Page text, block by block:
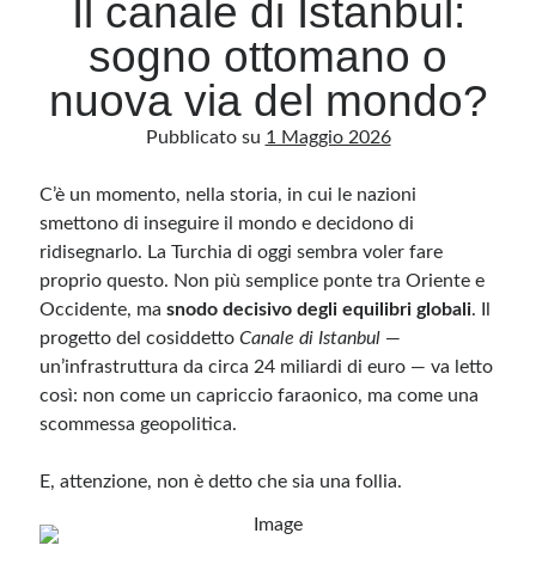
Archivio
Archivi
Categorie
Categorie
Questo blog non rappresenta una testata giornalistica, in quanto viene aggiornato
senza alcuna periodicità. Non può pertanto considerarsi un prodotto editoriale ai
sensi della legge n· 62 del 7.03.2001. L’autore non è responsabile di quanto
pubblicato dai lettori nei commenti ai vari post. Saranno comunque cancellati quelli
ritenuti offensivi o lesivi dell’immagine o dell’onorabilità di terzi, di genere spam,
razzisti o che contengano dati personali non conformi al rispetto delle norme sulla
privacy. Alcune immagini inserite in questo blog sono tratte da Internet e, pertanto,
immediatamente rimosse. L’autore del blog non è responsabile dei siti collegati
Il canale di Istanbul:
sogno ottomano o
nuova via del mondo?
Pubblicato su 1 Maggio 2026
C’è un momento, nella storia, in cui le nazioni
smettono di inseguire il mondo e decidono di
ridisegnarlo. La Turchia di oggi sembra voler fare
proprio questo. Non più semplice ponte tra Oriente e
Occidente, masnodo decisivo degli equilibri globali. Il
progetto del cosiddettoCanale di Istanbul —
un’infrastruttura da circa 24 miliardi di euro — va letto
così: non come un capriccio faraonico, ma come una
scommessa geopolitica.
E, attenzione, non è detto che sia una follia.